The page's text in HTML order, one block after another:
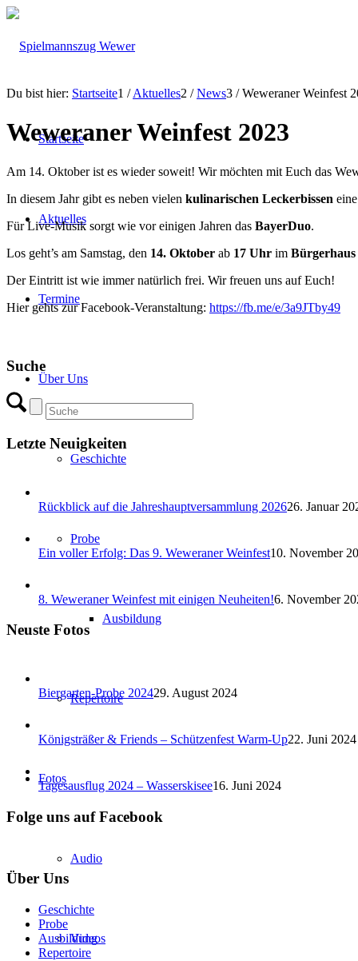
Startseite
Aktuelles
Termine
Über Uns
Geschichte
Probe
Ausbildung
Repertoire
Fotos
Audio
Videos
Du bist hier: Startseite1 / Aktuelles2 / News3 / Weweraner Weinfest
Weweraner Weinfest 2023
Am 14. Oktober ist es wieder soweit! Wir möchten mit Euch das
In diesem Jahr gibt es neben vielen kulinarischen Leckerbissen
Für Live-Musik sorgt wie vor einigen Jahren das BayerDuo.
Los geht’s am Samstag, den 14. Oktober ab 17 Uhr im
Der Eintritt ist wie immer natürlich frei. Wir freuen uns auf Euch!
Hier gehts zur Facebook-Veranstaltung: https://fb.me/e/3a9JTby49
Suche
Letzte Neuigkeiten
Rückblick auf die Jahreshauptversammlung 202626. Januar
Ein voller Erfolg: Das 9. Weweraner Weinfest10. November
8. Weweraner Weinfest mit einigen Neuheiten!6. November
Neuste Fotos
Biergarten-Probe 202429. August 2024
Königsträßer & Friends – Schützenfest Warm-Up22. Juni 2024
Tagesausflug 2024 – Wasserskisee16. Juni 2024
Folge uns auf Facebook
Über Uns
Geschichte
Probe
Ausbildung
Repertoire